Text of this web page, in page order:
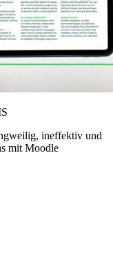
ineffektiv und
mit Moodle